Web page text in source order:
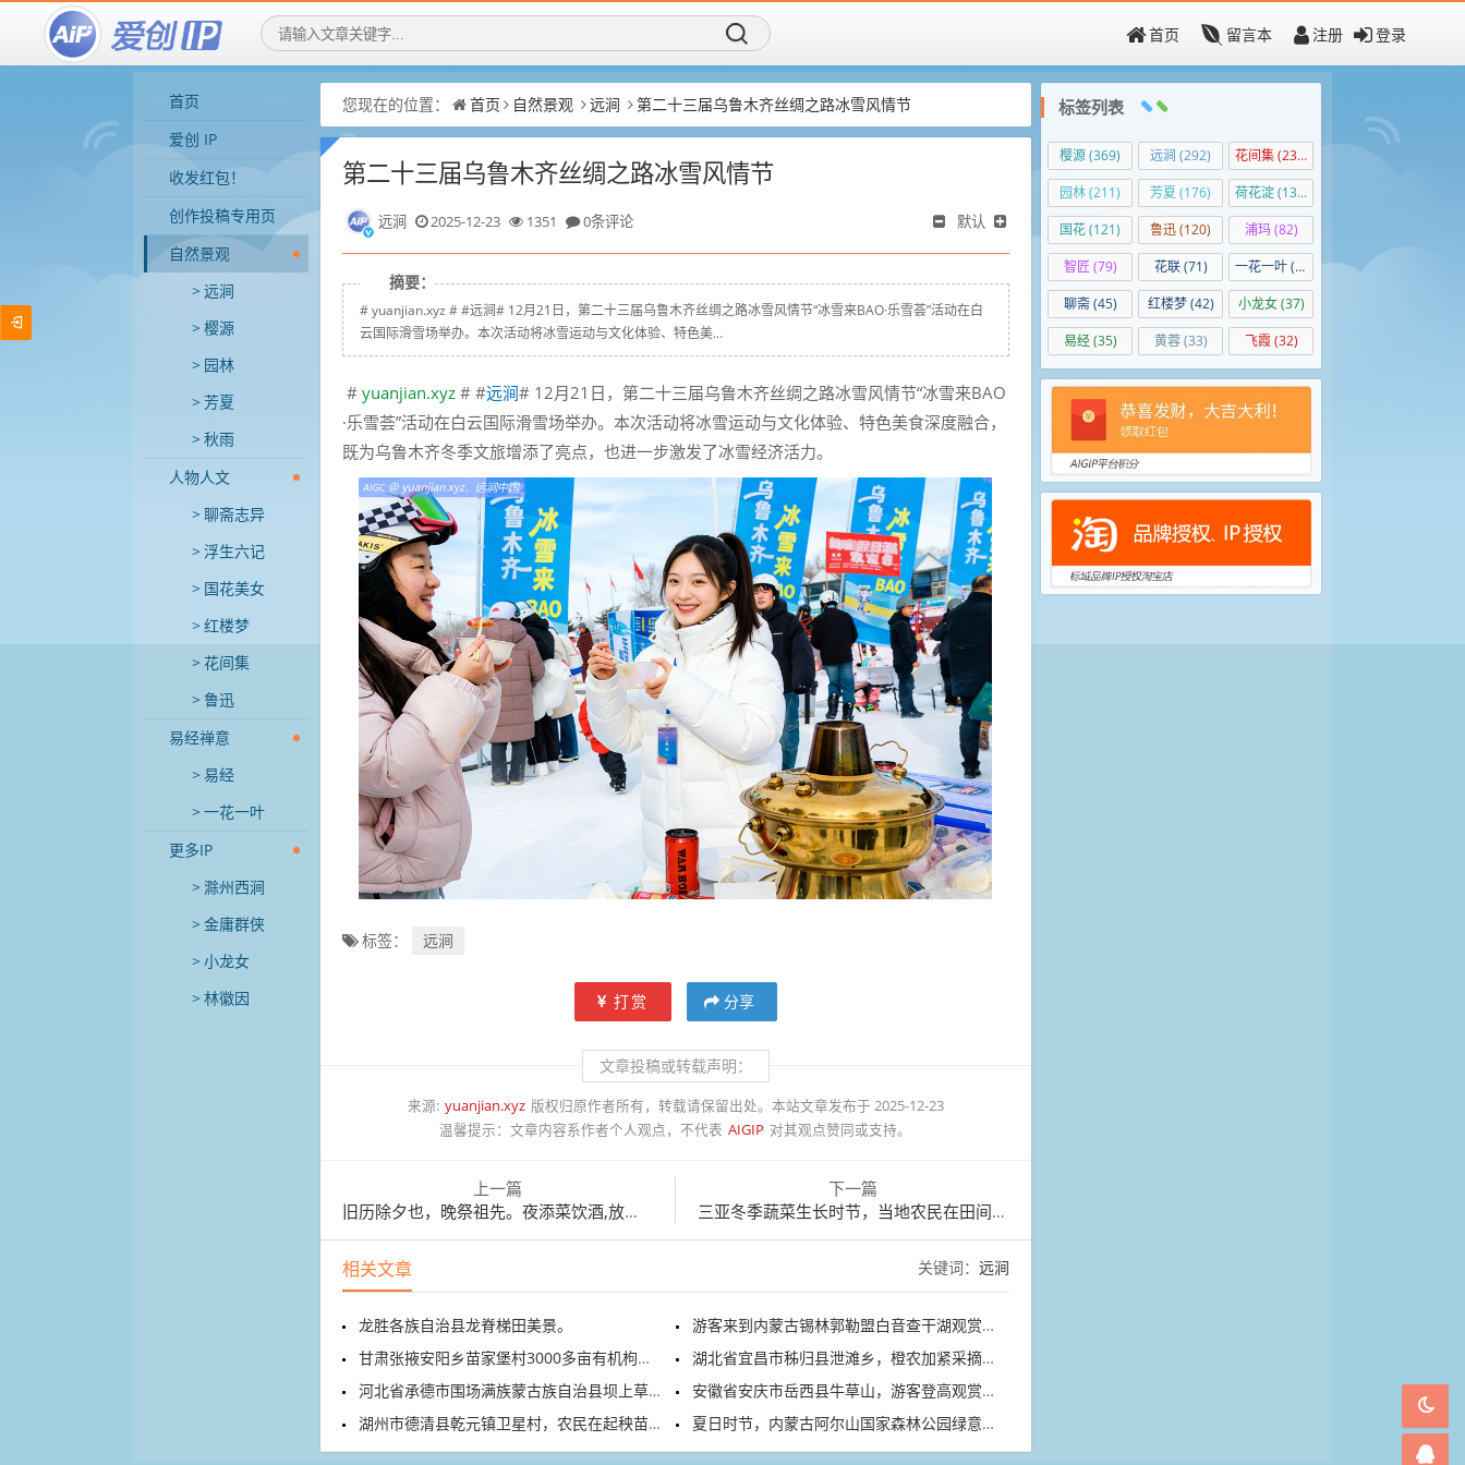
首页 留言本 注册 登录
首页
爱创 IP
收发红包！
创作投稿专用页
自然景观
远涧
樱源
园林
芳夏
秋雨
人物人文
聊斋志异
浮生六记
国花美女
红楼梦
花间集
鲁迅
易经禅意
易经
一花一叶
更多IP
滁州西涧
金庸群侠
小龙女
林徽因
您现在的位置： 首页 自然景观 远涧 第二十三届乌鲁木齐丝绸之路冰雪风情节
第二十三届乌鲁木齐丝绸之路冰雪风情节
远涧 2025-12-23 1351 0条评论 默认
摘要：
# yuanjian.xyz # #远涧# 12月21日，第二十三届乌鲁木齐丝绸之路冰雪风情节“冰雪来BAO·乐雪荟”活动在白
云国际滑雪场举办。本次活动将冰雪运动与文化体验、特色美...
# yuanjian.xyz # #远涧# 12月21日，第二十三届乌鲁木齐丝绸之路冰雪风情节“冰雪来BAO
·乐雪荟”活动在白云国际滑雪场举办。本次活动将冰雪运动与文化体验、特色美食深度融合，
既为乌鲁木齐冬季文旅增添了亮点，也进一步激发了冰雪经济活力。
标签： 远涧
打赏 分享
文章投稿或转载声明：
来源: yuanjian.xyz 版权归原作者所有，转载请保留出处。本站文章发布于 2025-12-23
温馨提示：文章内容系作者个人观点，不代表 AIGIP 对其观点赞同或支持。
上一篇
旧历除夕也，晚祭祖先。夜添菜饮酒,放花爆
下一篇
三亚冬季蔬菜生长时节，当地农民在田间施肥、管护
相关文章 关键词： 远涧
龙胜各族自治县龙脊梯田美景。
游客来到内蒙古锡林郭勒盟白音查干湖观赏游玩
甘肃张掖安阳乡苗家堡村3000多亩有机枸杞进入头茬采摘季
湖北省宜昌市秭归县泄滩乡，橙农加紧采摘夏橙
河北省承德市围场满族蒙古族自治县坝上草原满目青翠
安徽省安庆市岳西县牛草山，游客登高观赏日出云海
湖州市德清县乾元镇卫星村，农民在起秧苗、插秧苗
夏日时节，内蒙古阿尔山国家森林公园绿意盎然
标签列表
樱源(369) 远涧 (292) 花间集(236)
园林(211) 芳夏 (176) 荷花淀(139)
国花(121) 鲁迅(120) 浦玛(82)
智匠 (79) 花联(71) 一花一叶(50)
聊斋(45) 红楼梦(42) 小龙女(37)
易经(35) 黄蓉(33) 飞霞 (32)